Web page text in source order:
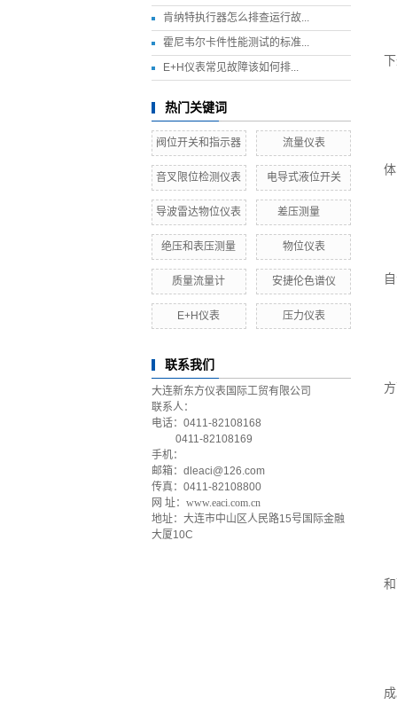
肯纳特执行器怎么排查运行故...
霍尼韦尔卡件性能测试的标准...
E+H仪表常见故障该如何排...
热门关键词
阀位开关和指示器 流量仪表
​音叉限位检测仪表 电导式液位开关
​导波雷达物位仪表 差压测量
绝压和表压测量 物位仪表
质量流量计 安捷伦色谱仪
E+H仪表 压力仪表
联系我们
大连新东方仪表国际工贸有限公司
联系人：
电话：0411-82108168
0411-82108169
手机：
邮箱：dleaci@126.com
传真：0411-82108800
网 址： www.eaci.com.cn
地址：大连市中山区人民路15号国际金融
大厦10C